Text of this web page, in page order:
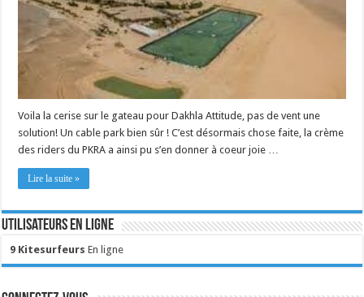
Voila la cerise sur le gateau pour Dakhla Attitude, pas de vent une
solution! Un cable park bien sûr ! C’est désormais chose faite, la crème
des riders du PKRA a ainsi pu s’en donner à coeur joie …
Lire la suite »
Utilisateurs en ligne
9 Kitesurfeurs En ligne